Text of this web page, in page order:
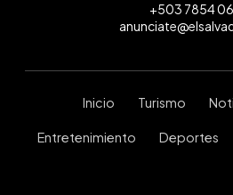
+503 7854
Inicio Turismo
Entretenimiento Deportes